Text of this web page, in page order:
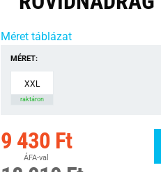
Méret táblázat
MÉRET:
XXL
raktáron
9 430 Ft
ÁFA-val